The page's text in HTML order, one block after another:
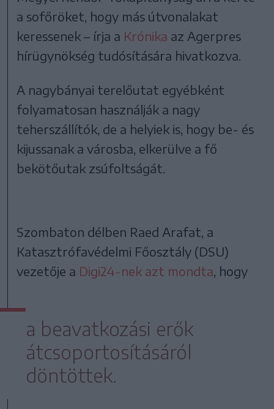
a sofőröket, hogy más útvonalakat
keressenek – írja a Krónika az Agerpres
hírügynökség tudósítására hivatkozva.
A nagybányai terelőutat egyébként
folyamatosan használják a nagy
teherszállítók, de a helyiek is, hogy be- és
kijussanak a városba, elkerülve a fő
bekötőutak zsúfoltságát.
Szombaton délben Raed Arafat, a
Katasztrófavédelmi Főosztály (DSU)
vezetője a Digi24-nek azt mondta , hogy
a beavatkozási erők
átcsoportosításáról
döntöttek.